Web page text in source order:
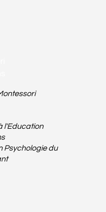
l'Education
Psychologie du